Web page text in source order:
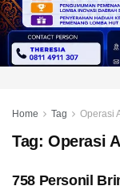
Home Tag Operasi
Tag: Operasi
758 Personil